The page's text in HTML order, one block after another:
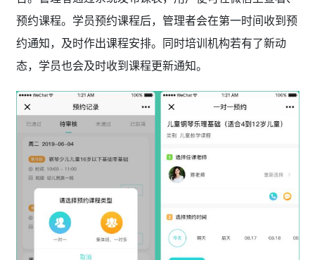
预约课程。学员预约课程后，管理者会在第一时间收到预
约通知，及时作出课程安排。同时培训机构若有了新动
态，学员也会及时收到课程更新通知。